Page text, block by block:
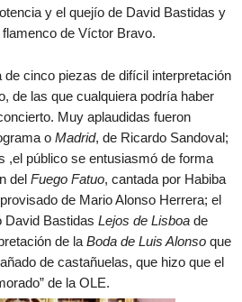
y el quejío de David Bastidas y
de Víctor Bravo.
cinco piezas de difícil interpretación
de las que cualquiera podría haber
Muy aplaudidas fueron
o Madrid, de Ricardo Sandoval;
,el público se entusiasmó de forma
del Fuego Fatuo, cantada por Habiba
de Mario Alonso Herrera; el
David Bastidas Lejos de Lisboa de
de la Boda de Luis Alonso que
de castañuelas, que hizo que el
de la OLE.